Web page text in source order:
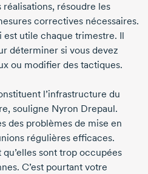
résoudre les
correctives nécessaires.
est utile chaque trimestre. Il
déterminer si vous devez
ou modifier des tactiques.
l’infrastructure du
souligne Nyron Drepaul.
des problèmes de mise en
régulières efficaces.
sont trop occupées
C’est pourtant votre